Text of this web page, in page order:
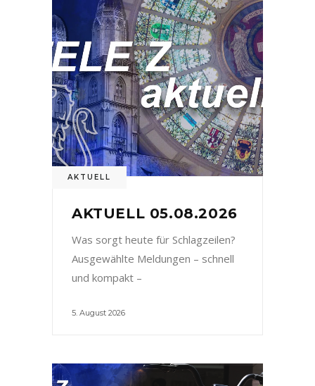
AKTUELL
AKTUELL 05.08.2026
Was sorgt heute für Schlagzeilen?
Ausgewählte Meldungen – schnell
und kompakt –
5. August 2026